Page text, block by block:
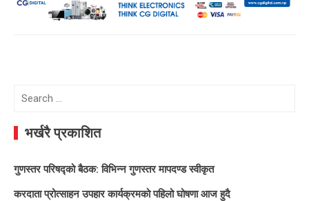
Search
भर्खरै प्रकाशित
गुणस्तर परिषद्को बैठक: विभिन्न गुणस्तर मापदण्ड स्वीकृत
करदाता प्रोत्साहन उपहार कार्यक्रमको पहिलो घोषणा आज हुदै